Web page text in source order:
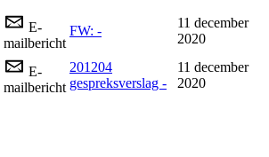
E-
mailbericht
FW: -
11 december
2020
E-
mailbericht
201204
gespreksverslag -
11 december
2020